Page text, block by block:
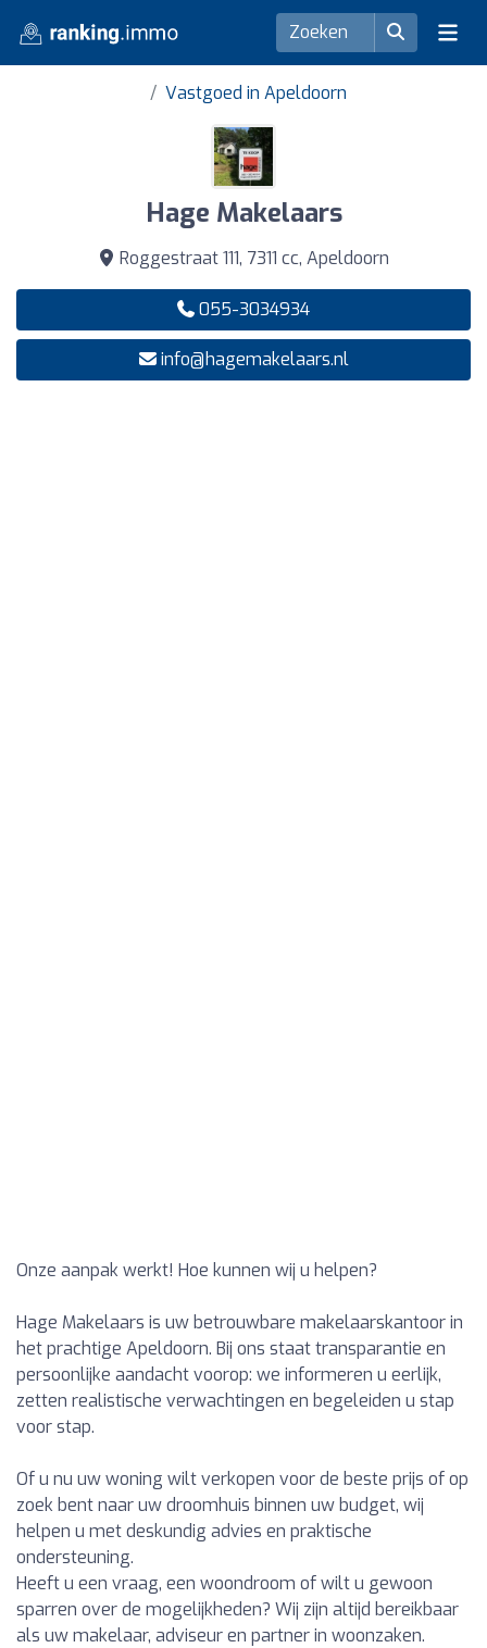
Vastgoed in Apeldoorn
Hage Makelaars
Roggestraat 111, 7311 cc, Apeldoorn
055-3034934
info@hagemakelaars.nl
Onze aanpak werkt! Hoe kunnen wij u helpen?
Hage Makelaars is uw betrouwbare makelaarskantoor in
het prachtige Apeldoorn. Bij ons staat transparantie en
persoonlijke aandacht voorop: we informeren u eerlijk,
zetten realistische verwachtingen en begeleiden u stap
voor stap.
Of u nu uw woning wilt verkopen voor de beste prijs of op
zoek bent naar uw droomhuis binnen uw budget, wij
helpen u met deskundig advies en praktische
ondersteuning.
Heeft u een vraag, een woondroom of wilt u gewoon
sparren over de mogelijkheden? Wij zijn altijd bereikbaar
als uw makelaar, adviseur en partner in woonzaken.